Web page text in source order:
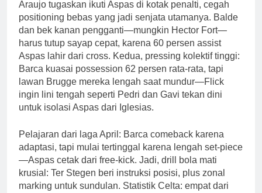
Araujo tugaskan ikuti Aspas di kotak penalti, cegah
positioning bebas yang jadi senjata utamanya. Balde
dan bek kanan pengganti—mungkin Hector Fort—
harus tutup sayap cepat, karena 60 persen assist
Aspas lahir dari cross. Kedua, pressing kolektif tinggi:
Barca kuasai possession 62 persen rata-rata, tapi
lawan Brugge mereka lengah saat mundur—Flick
ingin lini tengah seperti Pedri dan Gavi tekan dini
untuk isolasi Aspas dari Iglesias.
Pelajaran dari laga April: Barca comeback karena
adaptasi, tapi mulai tertinggal karena lengah set-piece
—Aspas cetak dari free-kick. Jadi, drill bola mati
krusial: Ter Stegen beri instruksi posisi, plus zonal
marking untuk sundulan. Statistik Celta: empat dari